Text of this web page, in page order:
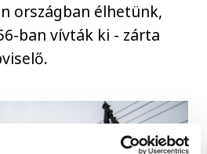
országban élhetünk,
ban vívták ki - zárta